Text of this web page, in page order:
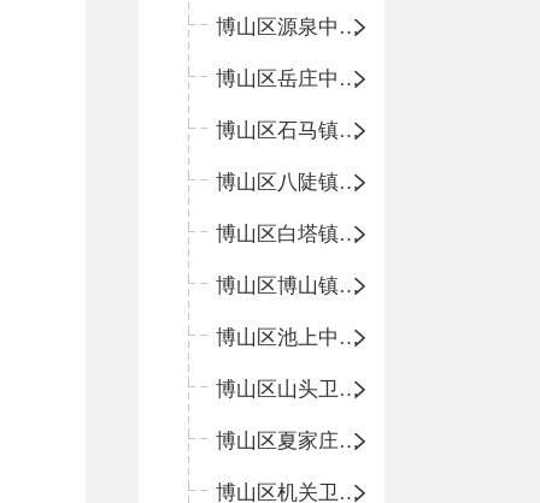
博山区源泉中心卫生院（博山区第二人民医院）
博山区岳庄中心卫生院
博山区石马镇卫生院
博山区八陡镇卫生院
博山区白塔镇卫生院
博山区博山镇中心卫生院（南院区、北院区）
博山区池上中心卫生院
博山区山头卫生院
博山区夏家庄卫生院
博山区机关卫生所